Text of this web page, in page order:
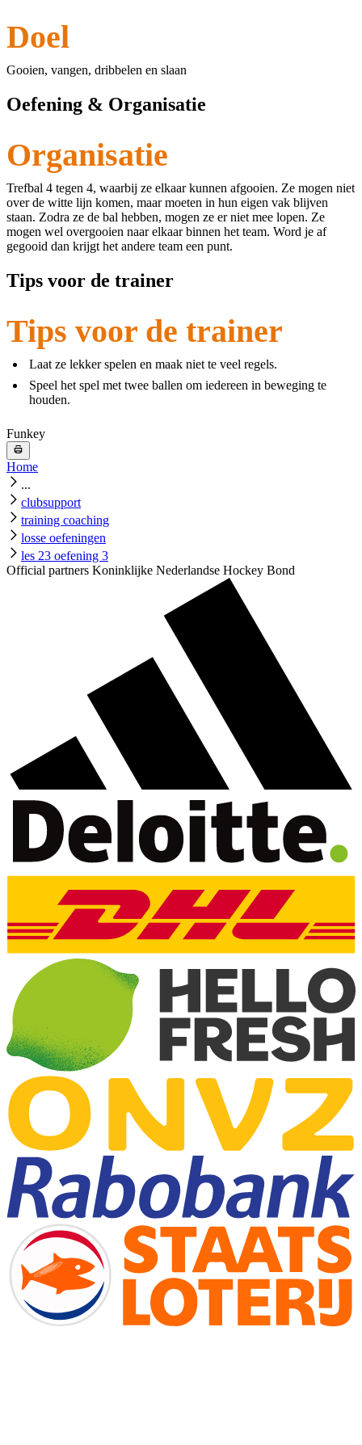
Doel
Gooien, vangen, dribbelen en slaan
Oefening & Organisatie
Organisatie
Trefbal 4 tegen 4, waarbij ze elkaar kunnen afgooien. Ze mogen niet
over de witte lijn komen, maar moeten in hun eigen vak blijven
staan. Zodra ze de bal hebben, mogen ze er niet mee lopen. Ze
mogen wel overgooien naar elkaar binnen het team. Word je af
gegooid dan krijgt het andere team een punt.
Tips voor de trainer
Tips voor de trainer
Laat ze lekker spelen en maak niet te veel regels.
Speel het spel met twee ballen om iedereen in beweging te
houden.
Funkey
Home
...
clubsupport
training coaching
losse oefeningen
les 23 oefening 3
Official partners Koninklijke Nederlandse Hockey Bond